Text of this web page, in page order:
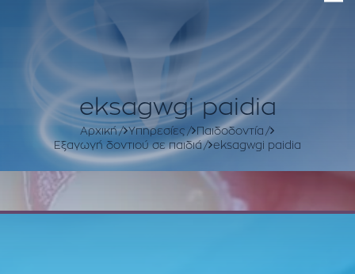
eksagwgi paidia
Αρχική Υπηρεσίες
Παιδοδοντία
Εξαγωγή δοντιού σε παιδιά
eksagwgi paidia